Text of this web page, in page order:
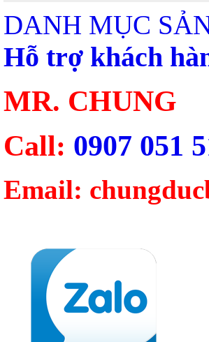
DANH MỤC
Hỗ trợ khách
MR. CHUNG
Call: 0907 051
Email: